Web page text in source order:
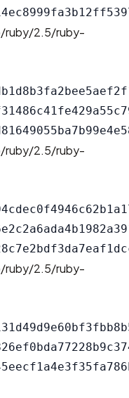
ruby/2.5/ruby-
ruby/2.5/ruby-
ruby/2.5/ruby-